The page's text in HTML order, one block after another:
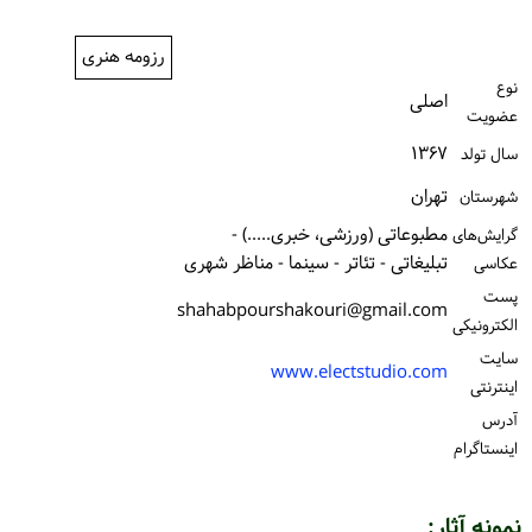
رزومه هنری
نوع
عضویت
اصلی
سال تولد ۱۳۶۷
شهرستان تهران
گرایش‌های
عکاسی
مطبوعاتی (ورزشی، خبری.....) -
تبلیغاتی - تئاتر - سینما - مناظر شهری
پست
الكترونیكی shahabpourshakouri@gmail.com
سایت
اینترنتی
www.electstudio.com
آدرس
اینستاگرام